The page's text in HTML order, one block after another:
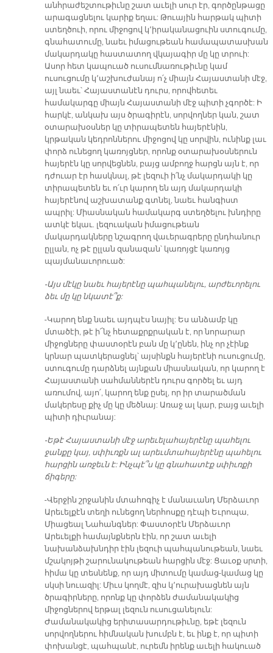
անհրաժեշտութիւնը շատ աւելի սուր էր, գործընթացը
արագացնելու կարիք եղաւ: Թուային հարթակ պիտի
ստեղծուի, որու միջոցով կ՚իրականացուին ստուգումը,
գնահատումը, նաեւ իմացութեան համապատասխան
մակարդակը հաստատող վկայագիր մը կը տրուի:
Ասոր հետ կապուած ուսումնառութիւնը կամ
ուսուցումը կ՚աշխուժանայ ո՛չ միայն Հայաստանի մէջ,
այլ նաեւ՝ Հայաստանէն դուրս, որովհետեւ
համակարգը միայն Հայաստանի մէջ պիտի չգործէ: Ի
հարկէ, անկախ այս ծրագիրէն, սորվողներ կան, շատ
օտարախօսներ կը տիրապետեն հայերէնին,
կրթական կեդրոններու միջոցով կը սորվին, ունինք լաւ
փորձ ունեցող կառոյցներ, որոնք օտարախօսներուն
հայերէն կը սորվեցնեն, բայց ամբողջ հարցն այն է, որ
դժուար էր հասկնալ, թէ լեզուի ի՛նչ մակարդակի կը
տիրապետեն եւ ո՛ւր կարող են այդ մակարդակի
հայերէնով աշխատանք գտնել, նաեւ հանգիստ
ապրիլ: Միասնական համակարգ ստեղծելու խնդիրը
ատկէ եկաւ. լեզուական իմացութեան
մակարդակները նշագրող վաւերագրերը ընդհանուր
ըլլան, ոչ թէ ըլլան զանազան՝ կառոյցէ կառոյց
պայմանաւորուած:
-Այս մէկը նաեւ հայերէնը պահպանելու, արժեւորելու
ձեւ մը կը նկատէ՞ք:
-Կարող ենք նաեւ այդպէս նայիլ: Ես անձամբ կը
մտածէի, թէ ի՜նչ հետաքրքրական է, որ նորարար
միջոցները փաստօրէն բան մը կ՚ընեն, ինչ որ չէինք
կրնար պատկերացնել՝ այսինքն հայերէնի ուսուցումը,
ստուգումը դարձնել այնքան միասնական, որ կարող է
Հայաստանի սահմաններէն դուրս գործել եւ այդ
առումով, այո՛, կարող ենք ըսել, որ իր տարածման
մակերեսը քիչ մը կը մեծնայ: Առաջ ալ կար, բայց աւելի
պիտի դիւրանայ:
-Եթէ Հայաստանի մէջ արեւելահայերէնը պահելու
ջանքը կայ, սփիւռքն ալ արեւմտահայերէնը պահելու
հարցին առջեւն է: Ինչպէ՞ս կը գնահատէք սփիւռքի
ճիգերը:
-Վերջին շրջանին մտահոգիչ է մանաւանդ Մերձաւոր
Արեւելքէն տեղի ունեցող ներհոսքը դէպի Եւրոպա,
Միացեալ Նահանգներ: Փաստօրէն Մերձաւոր
Արեւելքի համայնքներն էին, որ շատ աւելի
նախանձախնդիր էին լեզուի պահպանութեան, նաեւ
մշակոյթի շարունակութեան հարցին մէջ: Ցաւօք սրտի,
հիմա կը տեսնենք, որ այդ միտումը կամաց-կամաց կը
սկսի նուազիլ: Միւս կողմէ, զիս կ՚ուրախացնեն այն
ծրագիրները, որոնք կը փորձեն ժամանակակից
միջոցներով երթալ լեզուն ուսուցանելուն:
Ժամանակակից երիտասարդութիւնը, եթէ լեզուն
սորվողներու հիմնական խումբն է, եւ ինք է, որ պիտի
փոխանցէ, պահպանէ, ուրեմն իրենք աւելի հակուած